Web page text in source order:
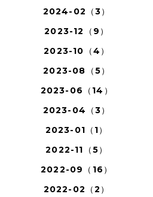
2024-02（3）
2023-12（9）
2023-10（4）
2023-08（5）
2023-06（14）
2023-04（3）
2023-01（1）
2022-11（5）
2022-09（16）
2022-02（2）